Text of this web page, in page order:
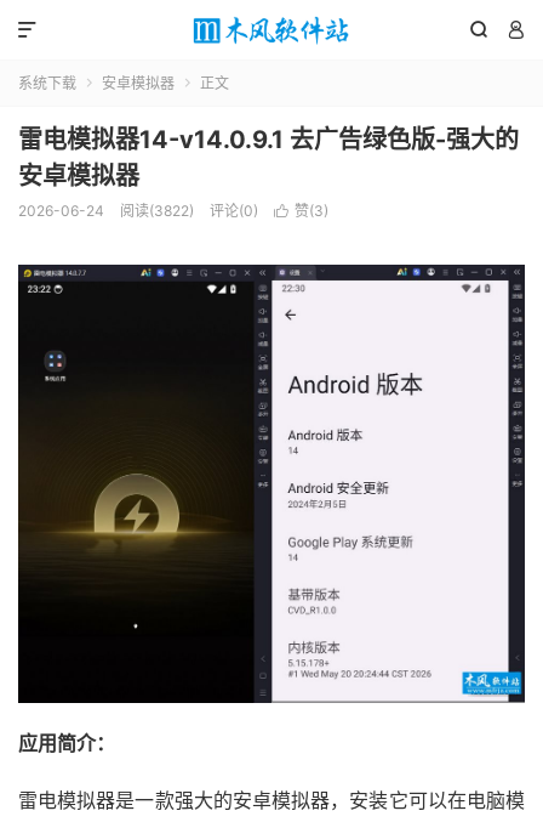
 

系统下载  安卓模拟器  正文
雷电模拟器14-v14.0.9.1 去广告绿色版-强大的
安卓模拟器
2026-06-24 阅读(3822) 评论(0)  赞(3)
应用简介：
雷电模拟器是一款强大的安卓模拟器，安装它可以在电脑模